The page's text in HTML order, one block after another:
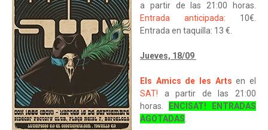
a partir de las 21:00 horas.
Entrada anticipada: 10€.
Entrada en taquilla: 13 €.
Jueves, 18/09
Els Amics de les Arts en el
SAT! a partir de las 21:00
horas.
ENCISAT! ENTRADAS
AGOTADAS.